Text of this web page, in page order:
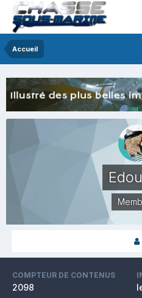
Accueil
COMPTEUR DE CONTENUS
2098